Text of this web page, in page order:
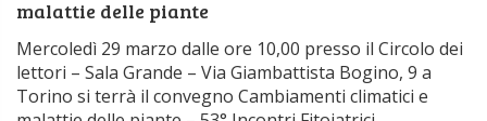
malattie delle piante
Mercoledì 29 marzo dalle ore 10,00 presso il Circolo dei
lettori – Sala Grande – Via Giambattista Bogino, 9 a
Torino si terrà il convegno Cambiamenti climatici e